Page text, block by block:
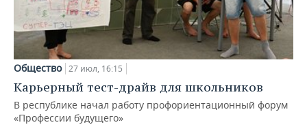
Общество 27 июл, 16:15
Карьерный тест-драйв для школьников
В республике начал работу профориентационный форум
«Профессии будущего»